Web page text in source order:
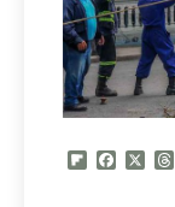
Flipboard